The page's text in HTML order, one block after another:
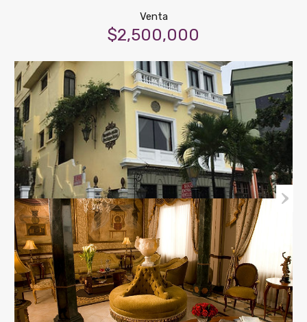
Venta
$2,500,000